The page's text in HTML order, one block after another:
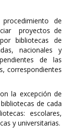
de
proyectos de
bibliotecas de
nacionales y
de las
correspondientes
la excepción de
de cada
escolares,
y universitarias.